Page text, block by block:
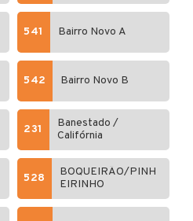
541 Bairro Novo A
542 Bairro Novo B
231
Banestado /
Califórnia
528
BOQUEIRÃO/PINH
EIRINHO